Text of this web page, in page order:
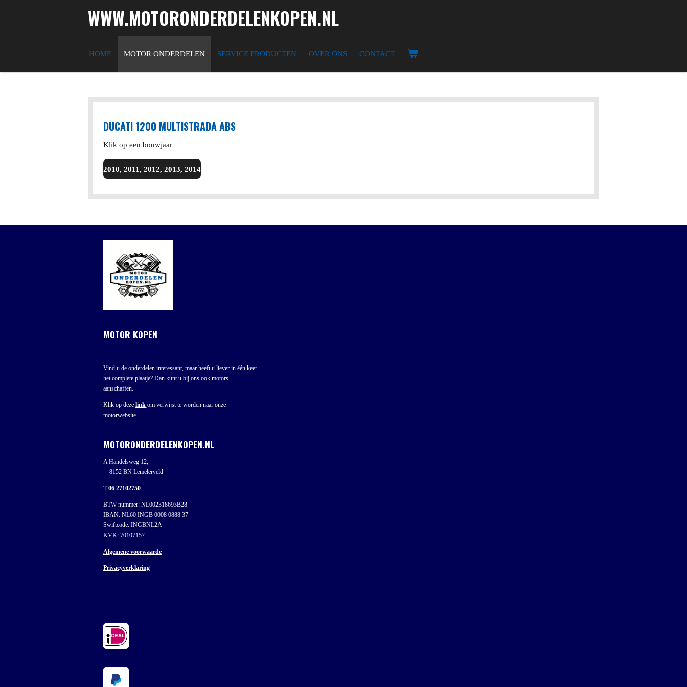
WWW.MOTORONDERDELENKOPEN.NL
HOME MOTOR ONDERDELEN SERVICE PRODUCTEN OVER ONS CONTACT
DUCATI 1200 MULTISTRADA ABS
Klik op een bouwjaar
2010, 2011, 2012, 2013, 2014
MOTOR KOPEN
Vind u de onderdelen interessant, maar heeft u liever in één keer
het complete plaatje? Dan kunt u bij ons ook motors
aanschaffen.
Klik op deze link om verwijst te worden naar onze
motorwebsite.
MOTORONDERDELENKOPEN.NL
A Handelsweg 12,
8152 BN Lemelerveld
T06 27102750
BTW nummer: NL002318693B28
IBAN: NL60 INGB 0008 0888 37
Swiftcode: INGBNL2A
KVK: 70107157
Algemene voorwaarde
Privacyverklaring